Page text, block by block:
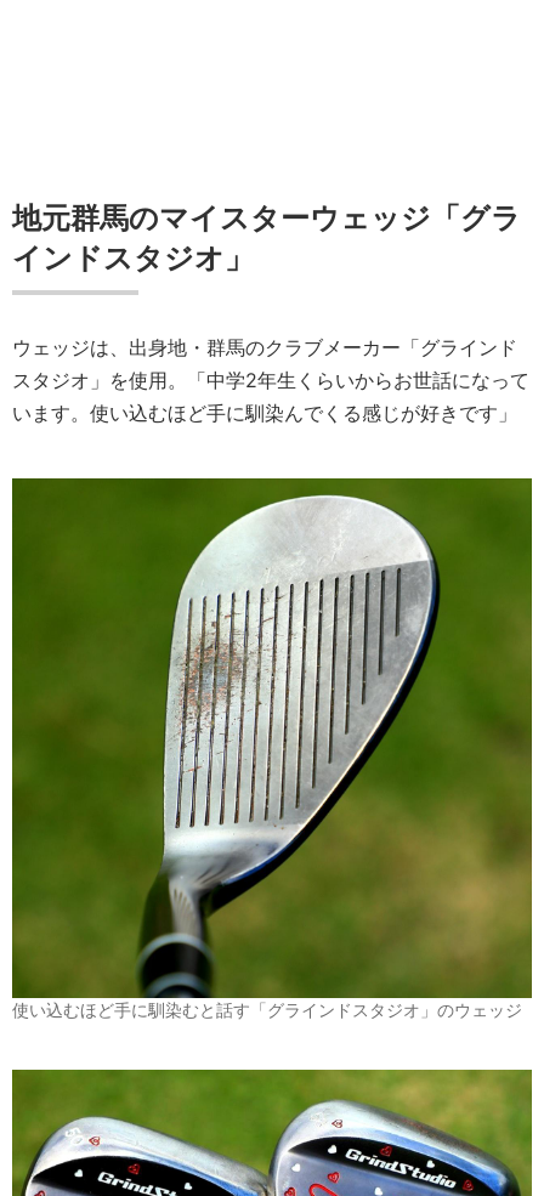
地元群馬のマイスターウェッジ「グラ
インドスタジオ」
ウェッジは、出身地・群馬のクラブメーカー「グラインド
スタジオ」を使用。「中学2年生くらいからお世話になって
います。使い込むほど手に馴染んでくる感じが好きです」
使い込むほど手に馴染むと話す「グラインドスタジオ」のウェッジ